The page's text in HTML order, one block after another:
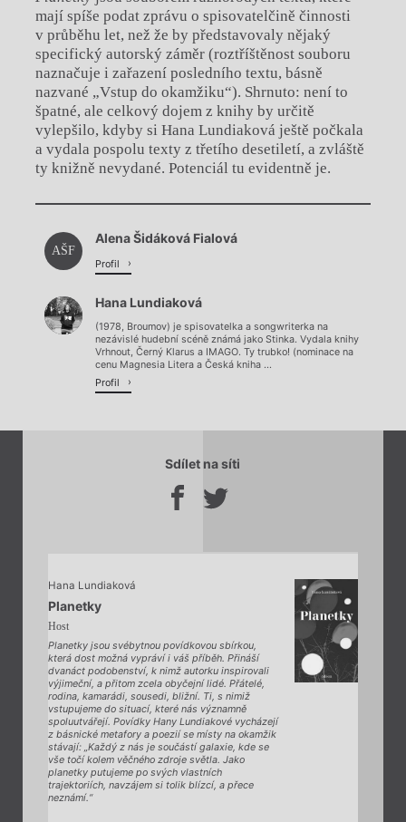
mají spíše podat zprávu o spisovatelčině činnosti
v průběhu let, než že by představovaly nějaký
specifický autorský záměr (roztříštěnost souboru
naznačuje i zařazení posledního textu, básně
nazvané „Vstup do okamžiku“). Shrnuto: není to
špatné, ale celkový dojem z knihy by určitě
vylepšilo, kdyby si Hana Lundiaková ještě počkala
a vydala pospolu texty z třetího desetiletí, a zvláště
ty knižně nevydané. Potenciál tu evidentně je.
Chviličku.
Načítá se.
AŠF
Alena Šidáková Fialová
Profil
Hana Lundiaková
(1978, Broumov) je spisovatelka a songwriterka na
nezávislé hudební scéně známá jako Stinka. Vydala knihy
Vrhnout, Černý Klarus a IMAGO. Ty trubko! (nominace na
cenu Magnesia Litera a Česká kniha ...
Profil
Sdílet na síti
Hana Lundiaková
Planetky
Host
Planetky jsou svébytnou povídkovou sbírkou,
která dost možná vypráví i váš příběh. Přináší
dvanáct podobenství, k nimž autorku inspirovali
výjimeční, a přitom zcela obyčejní lidé. Přátelé,
rodina, kamarádi, sousedi, bližní. Ti, s nimiž
vstupujeme do situací, které nás významně
spoluutvářejí. Povídky Hany Lundiakové vycházejí
z básnické metafory a poezií se místy na okamžik
stávají: „Každý z nás je součástí galaxie, kde se
vše točí kolem věčného zdroje světla. Jako
planetky putujeme po svých vlastních
trajektoriích, navzájem si tolik blízcí, a přece
neznámí.“